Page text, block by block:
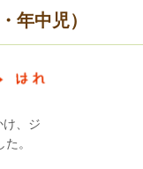
年中児）
け、ジ
。